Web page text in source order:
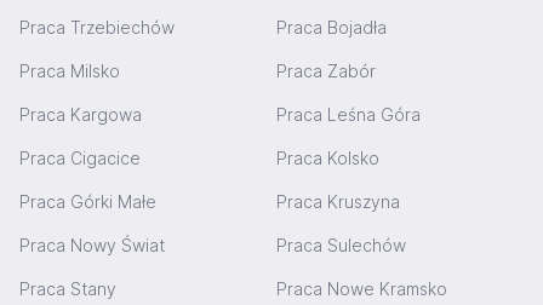
Praca Trzebiechów Praca Bojadła
Praca Milsko Praca Zabór
Praca Kargowa Praca Leśna Góra
Praca Cigacice Praca Kolsko
Praca Górki Małe Praca Kruszyna
Praca Nowy Świat Praca Sulechów
Praca Stany Praca Nowe Kramsko